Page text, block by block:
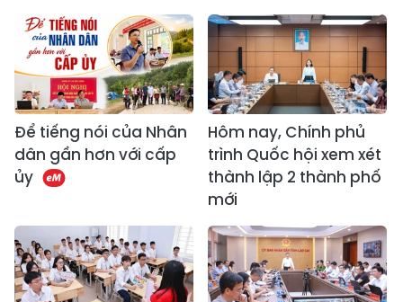
Để tiếng nói của Nhân
dân gần hơn với cấp
ủy
Hôm nay, Chính phủ
trình Quốc hội xem xét
thành lập 2 thành phố
mới